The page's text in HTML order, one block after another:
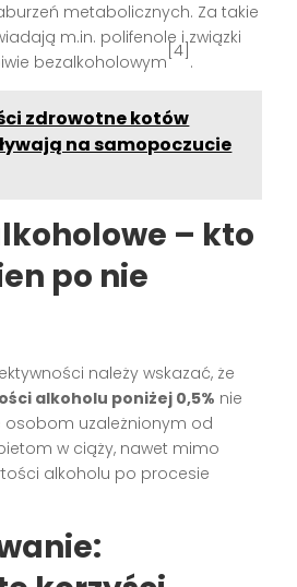
metabolicznych. Za takie
m.in. polifenole i związki
bezalkoholowym
[4]
.
zdrowotne kotów
na samopoczucie
– kto
po nie
należy wskazać, że
alkoholu poniżej 0,5% nie
uzależnionym od
w ciąży, nawet mimo
alkoholu po procesie